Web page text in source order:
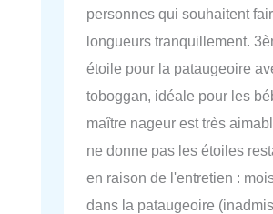
personnes qui souhaitent
longueurs tranquillement.
étoile pour la pataugeoire
toboggan, idéale pour les
maître nageur est très
ne donne pas les étoiles
en raison de l'entretien :
dans la pataugeoire